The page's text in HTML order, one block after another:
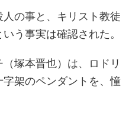
の事と、キリスト教徒
う事実は確認された。
塚本晋也）は、ロドリ
架のペンダントを、憧